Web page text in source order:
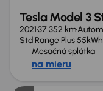
Tesla Model 3
202137 352 km
Std Range Plus 55kWh
Mesačná splátka
na mieru
Možnosť odpočtu